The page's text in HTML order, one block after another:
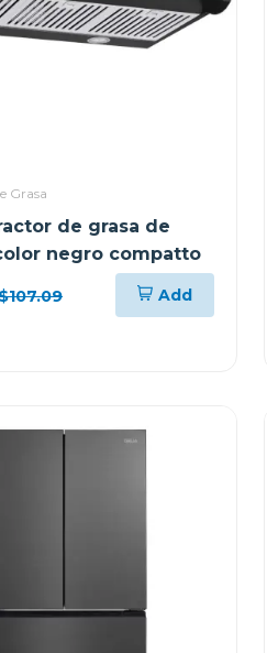
Grasa
de grasa de
negro compatto
Add